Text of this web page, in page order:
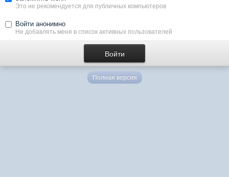
Это не рекомендуется для публичных компьютеров
Войти анонимно
Не добавлять меня в список активных пользователей
Полная версия